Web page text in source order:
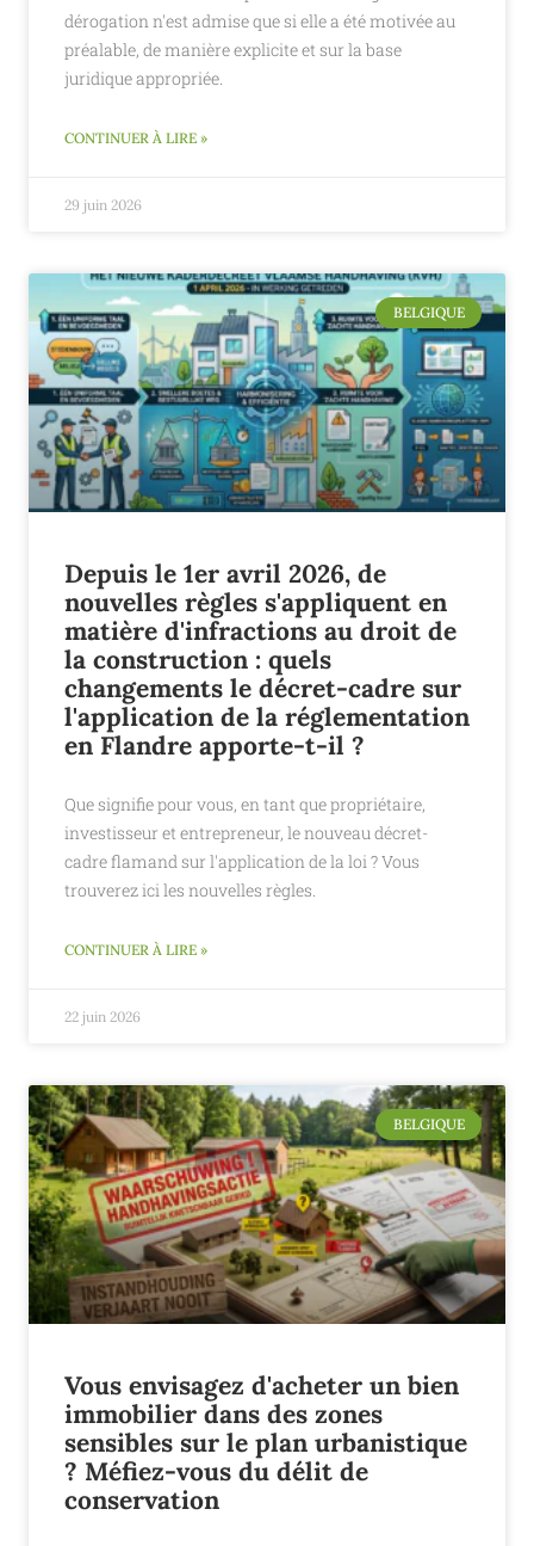
dérogation n'est admise que si elle a été motivée au
préalable, de manière explicite et sur la base
juridique appropriée.
CONTINUER À LIRE »
29 juin 2026
BELGIQUE
Depuis le 1er avril 2026, de
nouvelles règles s'appliquent en
matière d'infractions au droit de
la construction : quels
changements le décret-cadre sur
l'application de la réglementation
en Flandre apporte-t-il ?
Que signifie pour vous, en tant que propriétaire,
investisseur et entrepreneur, le nouveau décret-
cadre flamand sur l'application de la loi ? Vous
trouverez ici les nouvelles règles.
CONTINUER À LIRE »
22 juin 2026
BELGIQUE
Vous envisagez d'acheter un bien
immobilier dans des zones
sensibles sur le plan urbanistique
? Méfiez-vous du délit de
conservation